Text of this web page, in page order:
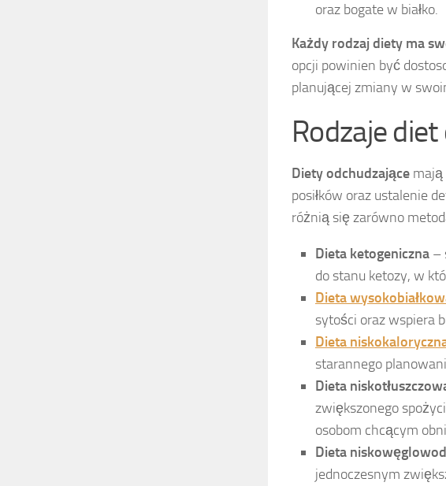
oraz bogate w białko.
Każdy rodzaj diety ma
opcji powinien być
planującej zmiany w
Rodzaje
Diety odchudzające mają
posiłków oraz ustalenie
różnią się zarówno
Dieta ketogeniczna –
do stanu ketozy, w
Dieta
sytości oraz wspiera
Dieta
starannego
Dieta
zwiększonego
osobom chcącym
Dieta
jednoczesnym